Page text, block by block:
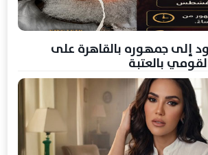
إلى جمهوره بالقاهرة على
بالعتبة